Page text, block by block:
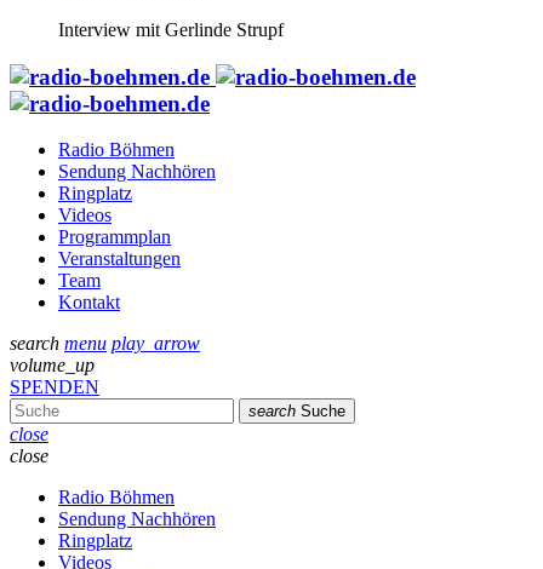
Interview mit Gerlinde Strupf
Radio Böhmen
Sendung Nachhören
Ringplatz
Videos
Programmplan
Veranstaltungen
Team
Kontakt
search menu play_arrow
volume_up
SPENDEN
search Suche
close
close
Radio Böhmen
Sendung Nachhören
Ringplatz
Videos